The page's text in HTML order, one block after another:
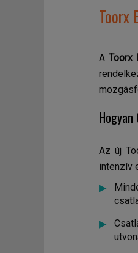
Toorx
A Toorx
Az új
intenzív